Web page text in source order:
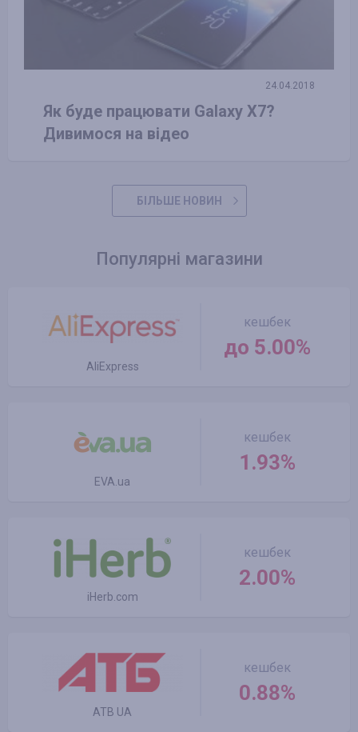
24.04.2018
Як буде працювати Galaxy X7?
Дивимося на відео
БІЛЬШЕ НОВИН
Популярні магазини
AliExpress
кешбек
до 5.00%
EVA.ua
кешбек
1.93%
iHerb.com
кешбек
2.00%
ATB UA
кешбек
0.88%